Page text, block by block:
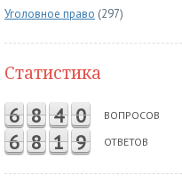
Уголовное право (297)
Статистика
6 8 4 0 ВОПРОСОВ
6 8 1 9 ОТВЕТОВ